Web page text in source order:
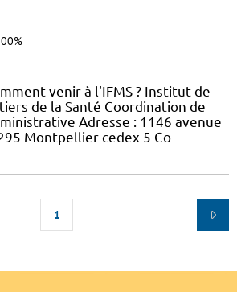
venir à l'IFMS ? Institut de
de la Santé Coordination de
Adresse : 1146 avenue
Montpellier cedex 5 Co
1